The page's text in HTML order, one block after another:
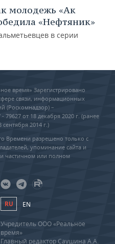
молодежь «Ак
«Нефтяник»
в серии
время» Зарегистрировано
связи, информационных
(Роскомнадзор) –
от 18 декабря 2020 г. (ранее
2014 г.)
Времени разрешено только с
упоминание сайта и
частичном или полном
RU EN
Учредитель ООО «Реальное
время»
Главный редактор Саушина А.А.